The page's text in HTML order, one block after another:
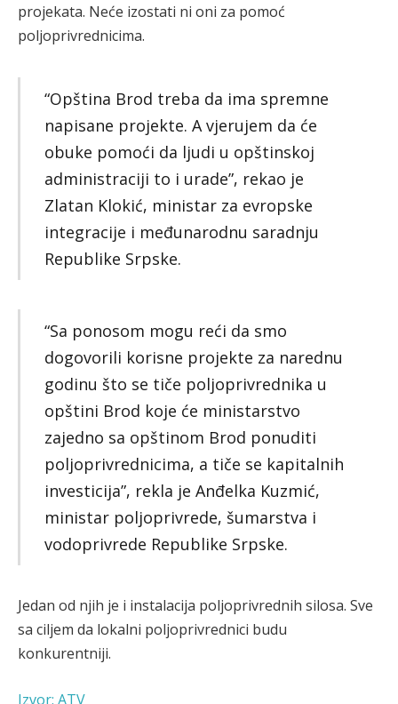
projekata. Neće izostati ni oni za pomoć
poljoprivrednicima.
“Opština Brod treba da ima spremne
napisane projekte. A vjerujem da će
obuke pomoći da ljudi u opštinskoj
administraciji to i urade”, rekao je
Zlatan Klokić, ministar za evropske
integracije i međunarodnu saradnju
Republike Srpske.
“Sa ponosom mogu reći da smo
dogovorili korisne projekte za narednu
godinu što se tiče poljoprivrednika u
opštini Brod koje će ministarstvo
zajedno sa opštinom Brod ponuditi
poljoprivrednicima, a tiče se kapitalnih
investicija”, rekla je Anđelka Kuzmić,
ministar poljoprivrede, šumarstva i
vodoprivrede Republike Srpske.
Jedan od njih je i instalacija poljoprivrednih silosa. Sve
sa ciljem da lokalni poljoprivrednici budu
konkurentniji.
Izvor: ATV